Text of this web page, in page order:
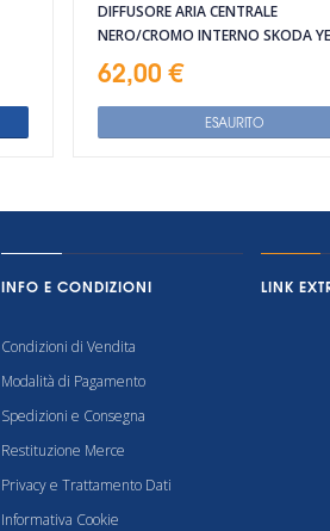
DIFFUSORE ARIA CENTRALE
NERO/CROMO INTERNO SKODA
62,00 €
ESAURITO
INFO E CONDIZIONI
Condizioni di Vendita
Modalità di Pagamento
Spedizioni e Consegna
Restituzione Merce
Privacy e Trattamento Dati
Informativa Cookie
LINK